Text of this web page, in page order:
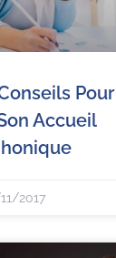
Pour
Accueil
2017